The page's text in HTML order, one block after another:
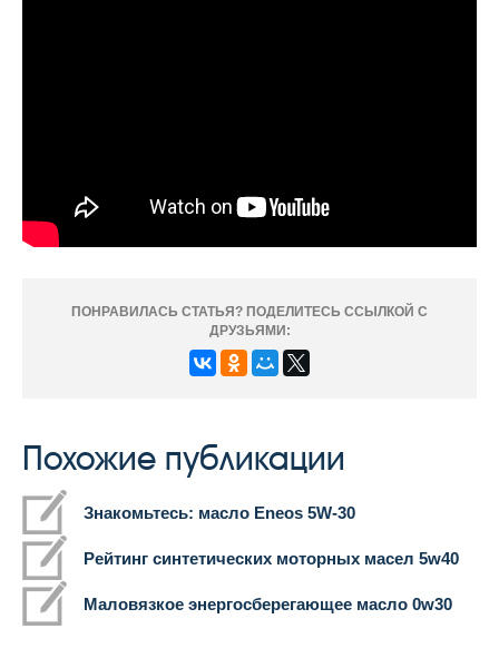
ПОНРАВИЛАСЬ СТАТЬЯ? ПОДЕЛИТЕСЬ ССЫЛКОЙ С
ДРУЗЬЯМИ:
Похожие публикации
Знакомьтесь: масло Eneos 5W-30
Рейтинг синтетических моторных масел 5w40
Маловязкое энергосберегающее масло 0w30